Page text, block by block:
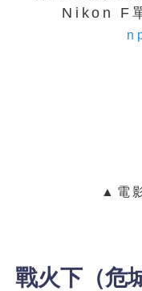
Nikon F
▲電
戰火下（危